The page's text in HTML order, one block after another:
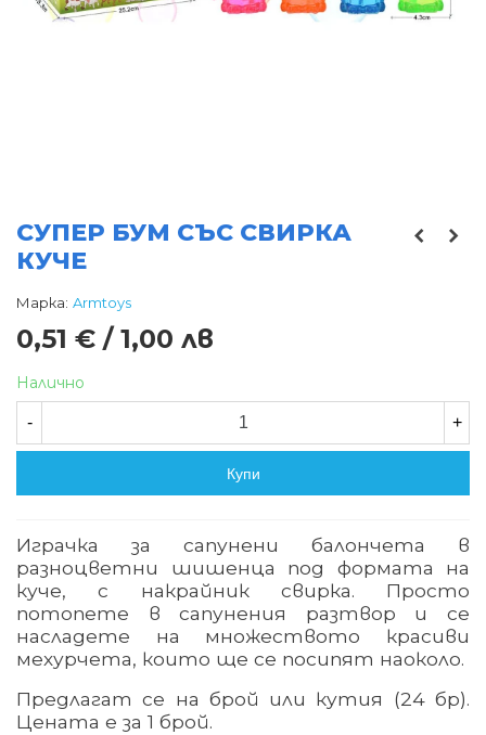
СУПЕР БУМ СЪС СВИРКА
КУЧЕ
Марка: Armtoys
0,51 € / 1,00 лв
Налично
- +
Купи
Играчка за сапунени балончета в
разноцветни шишенца под формата на
куче, с накрайник свирка. Просто
потопете в сапунения разтвор и се
насладете на множеството красиви
мехурчета, които ще се посипят наоколо.
Предлагат се на брой или кутия (24 бр).
Цената е за 1 брой.